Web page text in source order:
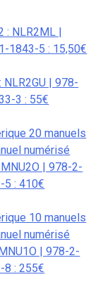
: NLR2ML |
1843-5 : 15,50€
NLR2GU | 978-
3 : 55€
20 manuels
numérisé
| 978-2-
5 : 410€
10 manuels
numérisé
| 978-2-
8 : 255€